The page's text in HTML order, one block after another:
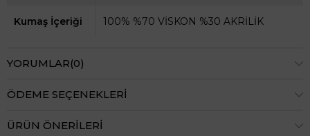
Kumaş İçeriği 100% %70 VİSKON %30 AKRİLİK
YORUMLAR(0)
ÖDEME SEÇENEKLERI
ÜRÜN ÖNERILERI